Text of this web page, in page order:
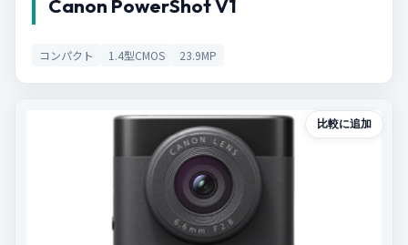
Canon PowerShot V1
コンパクト 1.4型CMOS 23.9MP
比較に追加